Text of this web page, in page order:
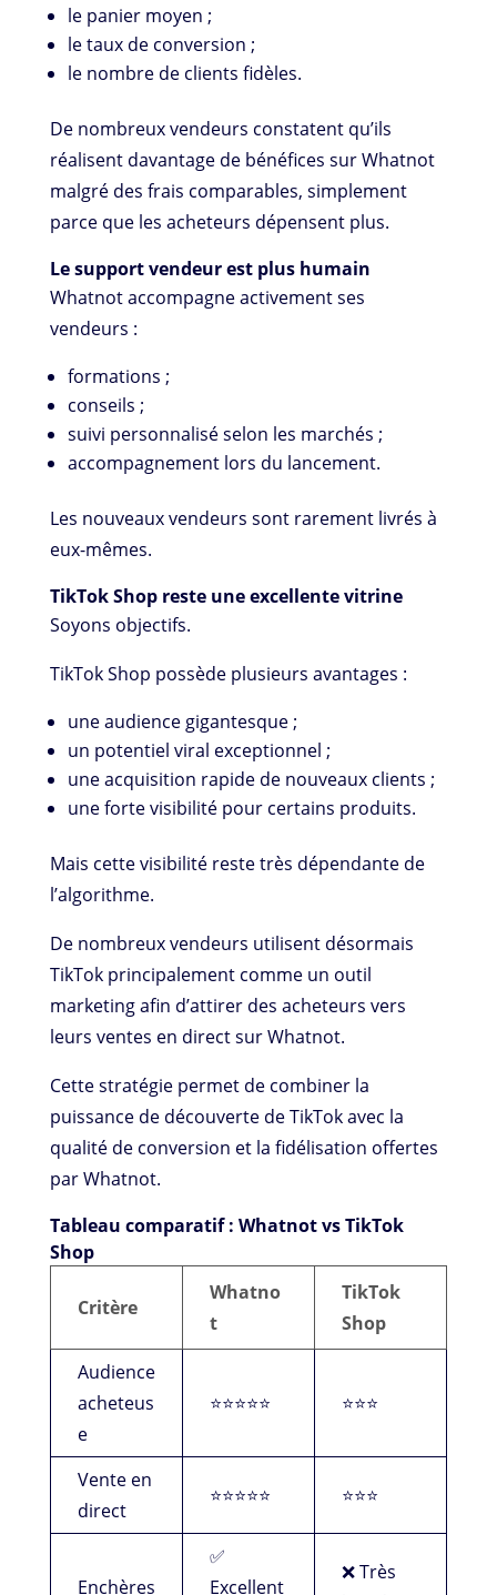
le panier moyen ;
le taux de conversion ;
le nombre de clients fidèles.
De nombreux vendeurs constatent qu’ils
réalisent davantage de bénéfices sur Whatnot
malgré des frais comparables, simplement
parce que les acheteurs dépensent plus.
Le support vendeur est plus humain
Whatnot accompagne activement ses
vendeurs :
formations ;
conseils ;
suivi personnalisé selon les marchés ;
accompagnement lors du lancement.
Les nouveaux vendeurs sont rarement livrés à
eux-mêmes.
TikTok Shop reste une excellente vitrine
Soyons objectifs.
TikTok Shop possède plusieurs avantages :
une audience gigantesque ;
un potentiel viral exceptionnel ;
une acquisition rapide de nouveaux clients ;
une forte visibilité pour certains produits.
Mais cette visibilité reste très dépendante de
l’algorithme.
De nombreux vendeurs utilisent désormais
TikTok principalement comme un outil
marketing afin d’attirer des acheteurs vers
leurs ventes en direct sur Whatnot.
Cette stratégie permet de combiner la
puissance de découverte de TikTok avec la
qualité de conversion et la fidélisation offertes
par Whatnot.
Tableau comparatif : Whatnot vs TikTok
Shop
Critère
Whatno
t
TikTok
Shop
Audience
acheteus
e
⭐⭐⭐⭐⭐ ⭐⭐⭐
Vente en
direct
⭐⭐⭐⭐⭐ ⭐⭐⭐
Enchères
✅
Excellent
❌ Très